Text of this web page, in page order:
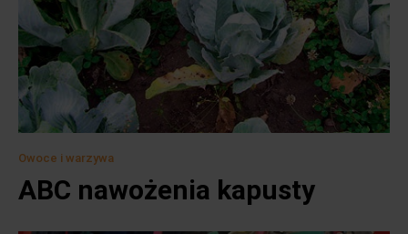
Owoce i warzywa
ABC nawożenia kapusty